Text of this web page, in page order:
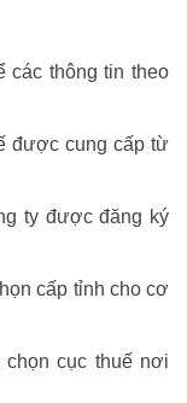
các thông tin theo
được cung cấp từ
ty được đăng ký
cấp tỉnh cho cơ
chọn cục thuế nơi